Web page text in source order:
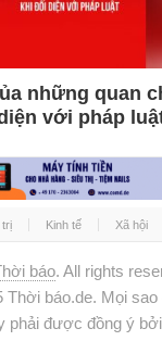
những quan
với pháp
Kinh tế Xã hội
báo. All rights
Thời báo.de. Mọi
phải được đồng ý